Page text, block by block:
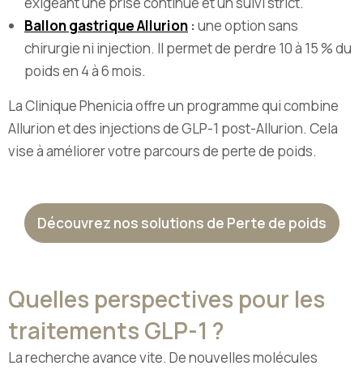
Ballon gastrique Allurion :une option sans
chirurgie ni injection. Il permet de perdre 10 à 15 % du
poids en 4 à 6 mois.
La Clinique Phenicia offre un programme qui combine
Allurion et des injections de GLP-1 post-Allurion. Cela
vise à améliorer votre parcours de perte de poids.
Découvrez nos solutions de Perte de poids
Quelles perspectives pour les
traitements GLP-1 ?
La recherche avance vite. De nouvelles molécules